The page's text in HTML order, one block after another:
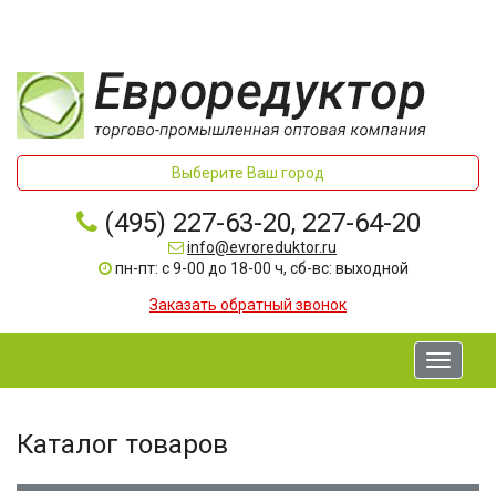
Выберите Ваш город
(495) 227-63-20, 227-64-20
info@evroreduktor.ru
пн-пт: с 9-00 до 18-00 ч, сб-вс: выходной
Заказать обратный звонок
Toggle
Каталог товаров